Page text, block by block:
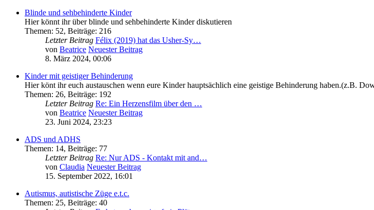
Blinde und sehbehinderte Kinder
Hier könnt ihr über blinde und sehbehinderte Kinder diskutieren
Themen: 52, Beiträge: 216
Letzter Beitrag Félix (2019) hat das Usher-Sy…
von Beatrice Neuester Beitrag
8. März 2024, 00:06
Kinder mit geistiger Behinderung
Hier könt ihr euch austauschen wenn eure Kinder hauptsächlich eine geistige Behinderung haben.(z.B.
Themen: 26, Beiträge: 192
Letzter Beitrag Re: Ein Herzensfilm über den …
von Beatrice Neuester Beitrag
23. Juni 2024, 23:23
ADS und ADHS
Themen: 14, Beiträge: 77
Letzter Beitrag Re: Nur ADS - Kontakt mit and…
von Claudia Neuester Beitrag
15. September 2022, 16:01
Autismus, autistische Züge e.t.c.
Themen: 25, Beiträge: 40